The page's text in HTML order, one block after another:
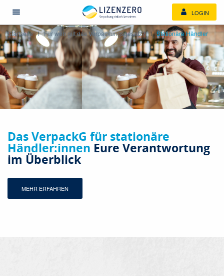
Menü öffnen/schließen LOGIN
Startseite Für wen gilt das Verpackungsgesetz? Stationäre Händler
Das VerpackG für stationäre
Händler:innen Eure Verantwortung
im Überblick
MEHR ERFAHREN